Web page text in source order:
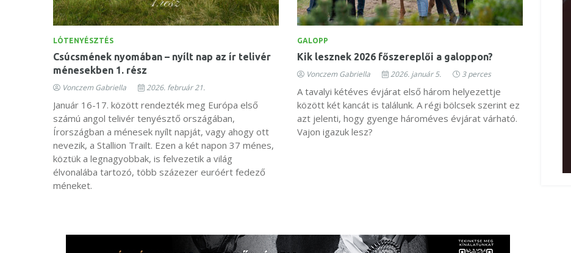
LÓTENYÉSZTÉS
Csúcsmének nyomában – nyílt nap az ír telivér
ménesekben 1. rész
Vonczem Gabriella 2026. február 21.
Január 16-17. között rendezték meg Európa első
számú angol telivér tenyésztő országában,
Írországban a ménesek nyílt napját, vagy ahogy ott
nevezik, a Stallion Trailt. Ezen a két napon 37 ménes,
köztük a legnagyobbak, is felvezetik a világ
élvonalába tartozó, több százezer euróért fedező
méneket.
GALOPP
Kik lesznek 2026 főszereplői a galoppon?
Vonczem Gabriella 2026. január 5. 3 perces
A tavalyi kétéves évjárat első három helyezettje
között két kancát is találunk. A régi bölcsek szerint ez
azt jelenti, hogy gyenge hároméves évjárat várható.
Vajon igazuk lesz?